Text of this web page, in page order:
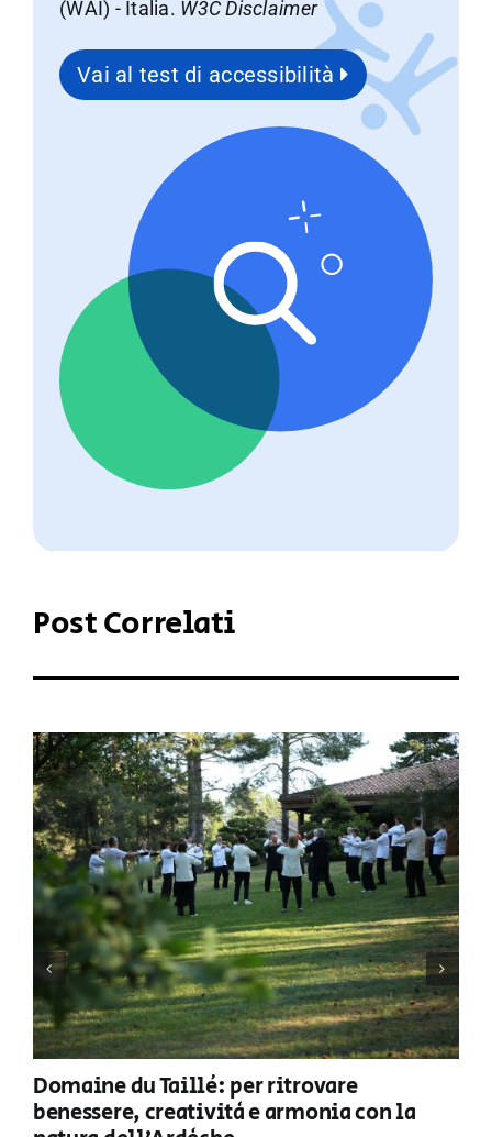
(WAI) - Italia. W3C Disclaimer
Vai al test di accessibilità
Post Correlati
Domaine du Taillé: per ritrovare
benessere, creatività e armonia con la